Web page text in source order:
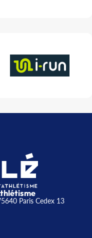
Paris Cedex 13